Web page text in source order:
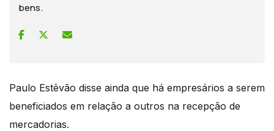
bens.
Paulo Estêvão disse ainda que há empresários a serem
beneficiados em relação a outros na recepção de
mercadorias.